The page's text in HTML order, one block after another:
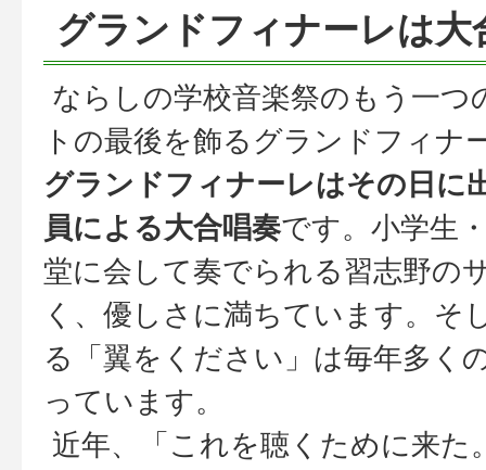
グランドフィナーレは大
ならしの学校音楽祭のもう一つ
トの最後を飾るグランドフィナ
グランドフィナーレはその日に
員による大合唱奏です。小学生
堂に会して奏でられる習志野の
く、優しさに満ちています。そ
る「翼をください」は毎年多く
っています。
近年、「これを聴くために来た